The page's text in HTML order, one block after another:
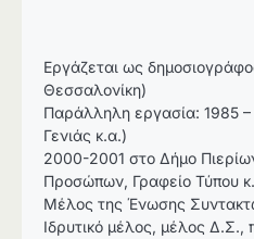
Εργάζεται ως
Θεσσαλονίκη)
Παράλληλη εργασία: 1985 –
Γενιάς κ.α.)
2000-2001 στο Δήμο
Προσώπων, Γραφείο Τύπου
Μέλος της Ένωσης
Ιδρυτικό μέλος, μέλος Δ.Σ.,